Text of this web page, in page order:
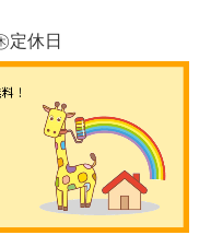
休日